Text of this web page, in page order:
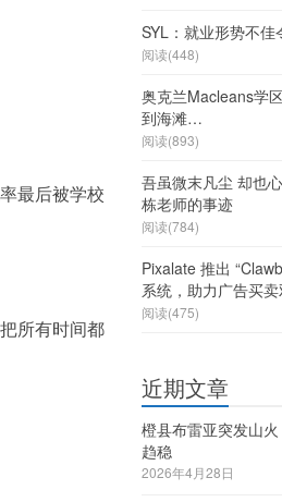
最后被学校
所有时间都
SYL：就业形势不
阅读(448)
奥克兰Macleans学
到海滩…
阅读(893)
吾虽微末凡尘 却也
栋老师的事迹
阅读(784)
Pixalate 推出
系统，助力广告买
阅读(475)
近期文章
橙县布雷亚突发山
趋稳
2026年4月28日